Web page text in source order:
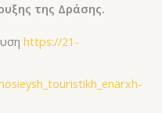
της Δράσης.​
https://21-